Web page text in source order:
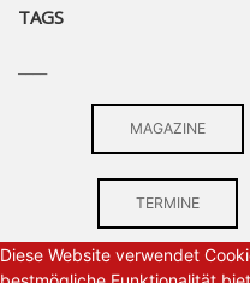
TAGS
MAGAZINE
TERMINE
Diese Website verwendet